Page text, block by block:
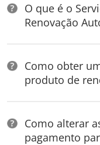
O que é o
Renovação
Como obter
produto de
Como alterar
pagamento